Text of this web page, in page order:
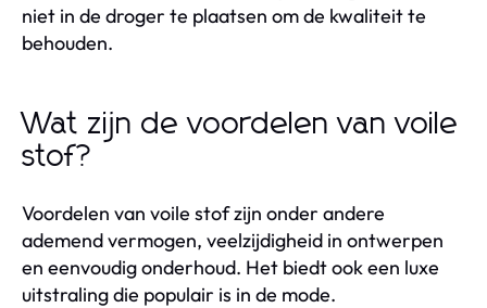
niet in de droger te plaatsen om de kwaliteit te
behouden.
Wat zijn de voordelen van voile
stof?
Voordelen van voile stof zijn onder andere
ademend vermogen, veelzijdigheid in ontwerpen
en eenvoudig onderhoud. Het biedt ook een luxe
uitstraling die populair is in de mode.